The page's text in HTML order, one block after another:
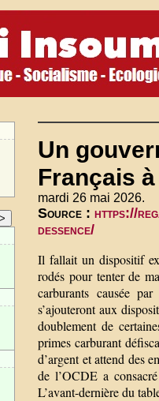
Un
Français
mardi 26 mai 2026.
Source : https://
dessence/
Il fallait un dispositif
rodés pour tenter de
carburants causée
s’ajouteront aux
doublement de
primes carburant
d’argent et attend des
de l’OCDE a
L’avant-dernière du